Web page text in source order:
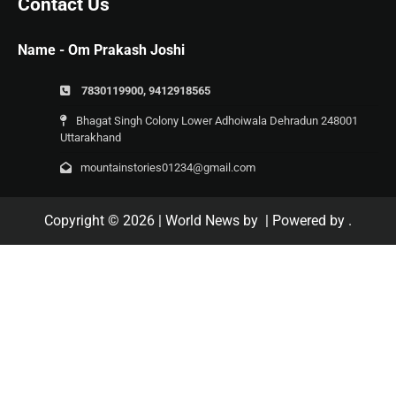
Name - Om Prakash Joshi
7830119900, 9412918565
Bhagat Singh Colony Lower Adhoiwala Dehradun 248001
Uttarakhand
mountainstories01234@gmail.com
Copyright © 2026 | World News by | Powered by .